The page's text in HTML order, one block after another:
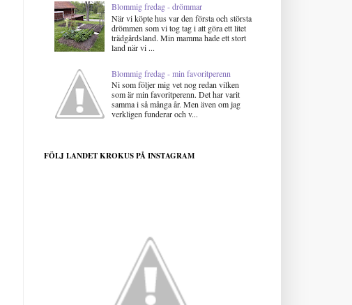
Blommig fredag - drömmar
När vi köpte hus var den första och största
drömmen som vi tog tag i att göra ett litet
trädgårdsland. Min mamma hade ett stort
land när vi ...
Blommig fredag - min favoritperenn
Ni som följer mig vet nog redan vilken
som är min favoritperenn. Det har varit
samma i så många år. Men även om jag
verkligen funderar och v...
FÖLJ LANDET KROKUS PÅ INSTAGRAM